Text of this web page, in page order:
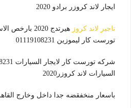
ايجار لاند كروزر برادو 2020
تاجير لاند كروز
هيرتدج 2020
تورست كار ليموزين 01119108231
السيارات لاند كروزر2020
باسعار منخفقضه جدا داخل وخارج